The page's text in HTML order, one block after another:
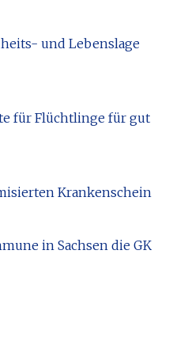
und Lebenslage
für Flüchtlinge für gut
Krankenschein
in Sachsen die GK